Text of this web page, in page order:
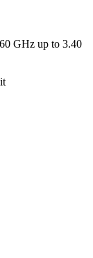
GHz up to 3.40